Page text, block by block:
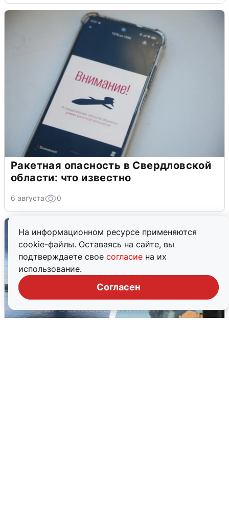
На информационном ресурсе применяются
cookie-файлы. Оставаясь на сайте, вы
подтверждаете свое согласие на их
использование.
Согласен
Ракетная опасность в Свердловской
области: что известно
6 августа 0